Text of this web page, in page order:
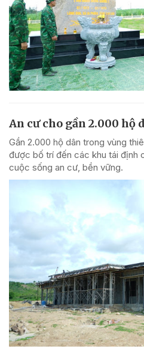
An cư cho gần 2.000 hộ
Gần 2.000 hộ dân trong vùng
được bố trí đến các khu tái định
cuộc sống an cư, bền vững.